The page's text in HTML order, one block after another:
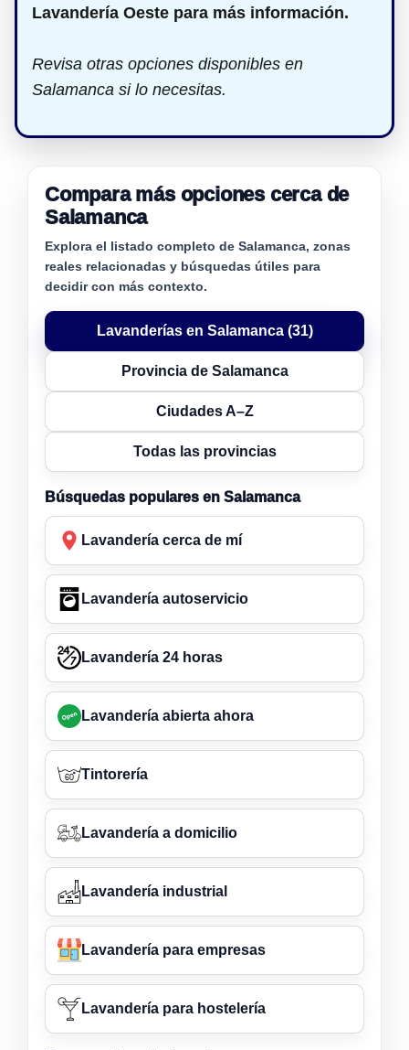
Lavandería Oeste para más información.
Revisa otras opciones disponibles en
Salamanca si lo necesitas.
Compara más opciones cerca de
Salamanca
Explora el listado completo de Salamanca, zonas
reales relacionadas y búsquedas útiles para
decidir con más contexto.
Lavanderías en Salamanca (31)
Provincia de Salamanca
Ciudades A–Z
Todas las provincias
Búsquedas populares en Salamanca
Lavandería cerca de mí
Lavandería autoservicio
Lavandería 24 horas
Lavandería abierta ahora
Tintorería
Lavandería a domicilio
Lavandería industrial
Lavandería para empresas
Lavandería para hostelería